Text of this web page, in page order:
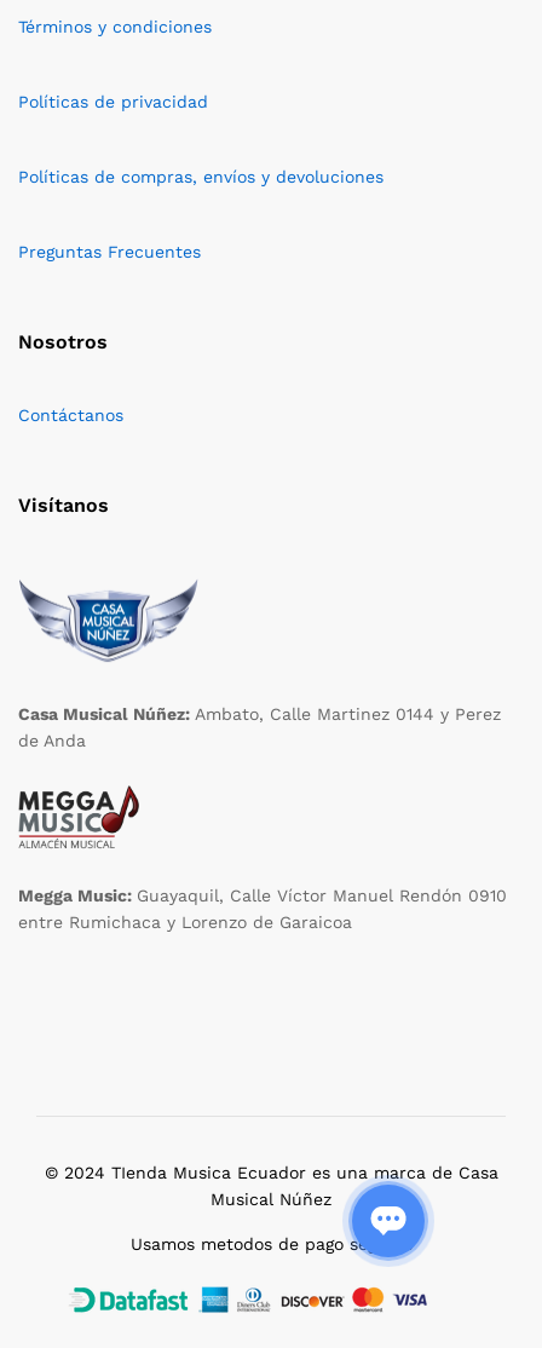
Términos y condiciones
Políticas de privacidad
Políticas de compras, envíos y devoluciones
Preguntas Frecuentes
Nosotros
Contáctanos
Visítanos
Casa Musical Núñez: Ambato, Calle Martinez 0144 y Perez
de Anda
Megga Music: Guayaquil, Calle Víctor Manuel Rendón 0910
entre Rumichaca y Lorenzo de Garaicoa
© 2024 TIenda Musica Ecuador es una marca de Casa
Musical Núñez
Usamos metodos de pago seguros